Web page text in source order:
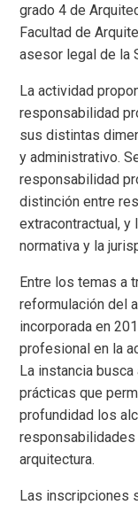
grado 4 de
Facultad de
asesor legal de la
La actividad
responsabilidad
sus distintas
y administrativo.
responsabilidad
distinción entre
extracontractual,
normativa y la
Entre los temas a
reformulación del
incorporada en
profesional en la
La instancia
prácticas que
profundidad los
responsabilidades
arquitectura.
Las inscripciones